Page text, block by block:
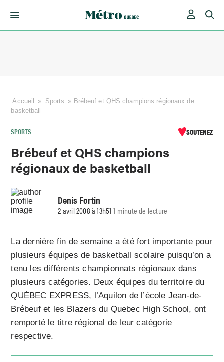
Accueil » Sports » Brébeuf et QHS champions régionaux de
basketball
SPORTS SOUTENEZ
Brébeuf et QHS champions
régionaux de basketball
Denis Fortin
2 avril 2008 à 13h51 1 minute de lecture
La dernière fin de semaine a été fort importante pour
plusieurs équipes de basketball scolaire puisqu’on a
tenu les différents championnats régionaux dans
plusieurs catégories. Deux équipes du territoire du
QUÉBEC EXPRESS, l’Aquilon de l’école Jean-de-
Brébeuf et les Blazers du Quebec High School, ont
remporté le titre régional de leur catégorie
respective.